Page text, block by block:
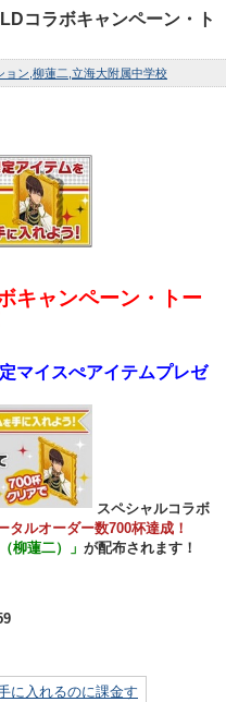
コラボキャンペーン・ト
ョン 柳蓮二 立海大附属中学校
キャンペーン・トー
マイスぺアイテムプレゼ
スペシャルコラボ
タルオーダー数700杯達成！
柳蓮二）」 が配布されます！
に入れるのに課金す